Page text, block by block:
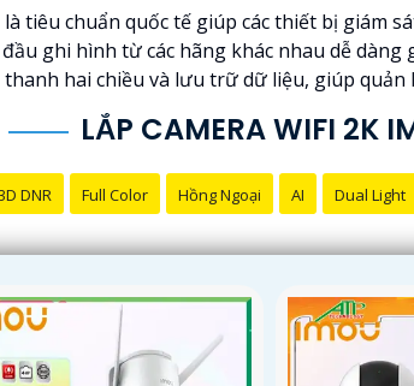
tiêu chuẩn quốc tế giúp các thiết bị giám
ghi hình từ các hãng khác nhau dễ
hai chiều và lưu trữ dữ liệu, giúp quản
LẮP CAMERA WIFI 2K
DNR Full Color Hồng Ngoại AI Dual Light